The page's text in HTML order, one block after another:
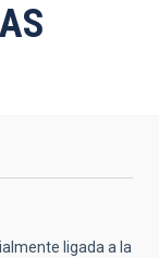
ligada a la